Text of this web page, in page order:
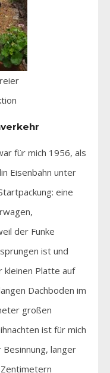
für mich 1956, als
Eisenbahn unter
eine
der Funke
ist und
kleinen Platte auf
Dachboden im
großen
ist für mich
langer